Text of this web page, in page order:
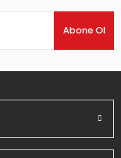
Abone Ol